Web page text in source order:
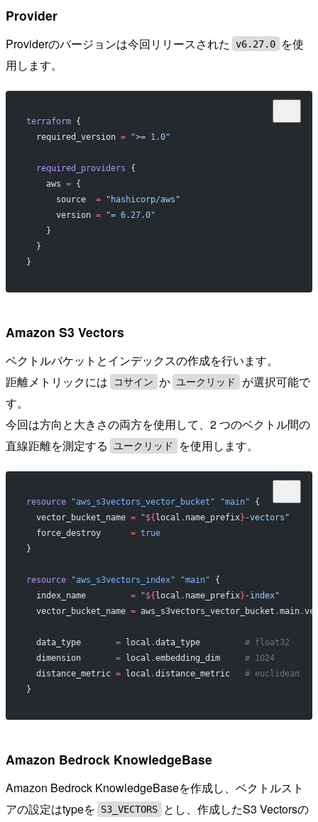
Provider
Providerのバージョンは今回リリースされた v6.27.0
を使
用します。
terraform {
  required_version
= ">= 1.0"
  required_providers
{
    aws
= {
      source
= "hashicorp/aws"
      version
= "= 6.27.0"
    }
  }
}
Amazon S3 Vectors
ベクトルバケットとインデックスの作成を行います。
距離メトリックには
コサイン か ユークリッド
が選択可能で
す。
今回は方向と大きさの両方を使用して、2 つのベクトル間の
直線距離を測定する
ユークリッド を使用します。
resource "aws_s3vectors_vector_bucket" "main" {
  vector_bucket_name
= "${local . name_prefix} -vectors"
  force_destroy
      =
true
}
resource "aws_s3vectors_index" "main" {
  index_name
         =
"${local . name_prefix} -index"
  vector_bucket_name
= aws_s3vectors_vector_bucket .main.
  data_type
       =
local .data_type # float32
  dimension
       =
local .embedding_dim # 1024
  distance_metric
= local .distance_metric # euclidean
}
Amazon Bedrock KnowledgeBase
Amazon Bedrock KnowledgeBaseを作成し、ベクトルスト
アの設定はtypeを
S3_VECTORS とし、作成したS3 Vectorsの